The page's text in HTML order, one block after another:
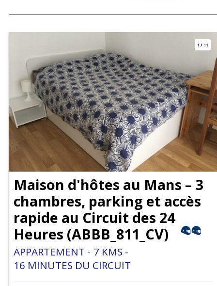
1/ 11
Maison d'hôtes au Mans – 3
chambres, parking et accès
rapide au Circuit des 24
Heures (ABBB_811_CV)
APPARTEMENT 7 KMS
16 MINUTES DU CIRCUIT